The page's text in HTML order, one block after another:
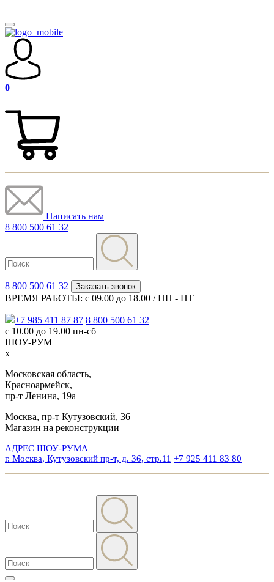
0
Написать нам
8 800 500 61 32
8 800 500 61 32 Заказать звонок
ВРЕМЯ РАБОТЫ: с 09.00 до 18.00 / ПН - ПТ
+7 985 411 87 87 8 800 500 61 32
с 10.00 до 19.00 пн-сб
ШОУ-РУМ
x
Московская область,
Красноармейск,
пр-т Ленина, 19а
Москва, пр-т Кутузовский, 36
Магазин на реконструкции
АДРЕС ШОУ-РУМА
г. Москва, Кутузовский пр-т, д. 36, стр.11 +7 925 411 83 80